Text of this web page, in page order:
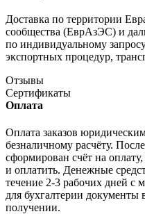
Доставка по территории
сообщества (ЕврАзЭС) и
по индивидуальному
экспортных процедур,
Отзывы
Сертификаты
Оплата
Оплата заказов
безналичному расчёту.
сформирован счёт на
и оплатить. Денежные
течение 2-3 рабочих дней с
для бухгалтерии документы
получении.